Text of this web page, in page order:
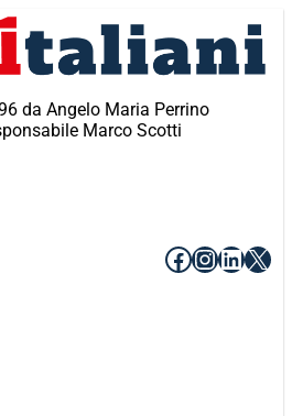
da Angelo Maria Perrino
Marco Scotti
Facebook
X